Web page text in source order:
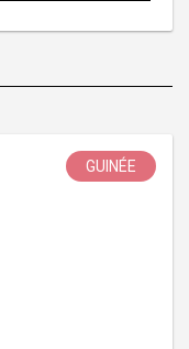
GUINÉE